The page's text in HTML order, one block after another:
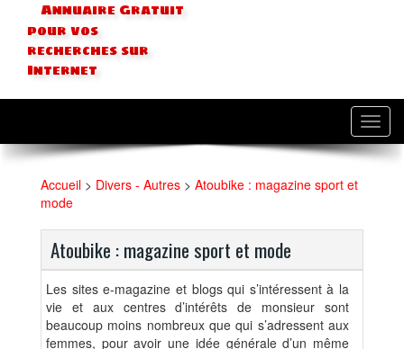
Annuaire Gratuit
pour vos
recherches sur
Internet
Accueil > Divers - Autres > Atoubike : magazine sport et
mode
Atoubike : magazine sport et mode
Les sites e-magazine et blogs qui s’intéressent à la
vie et aux centres d’intérêts de monsieur sont
beaucoup moins nombreux que qui s’adressent aux
femmes, pour avoir une idée générale d’un même